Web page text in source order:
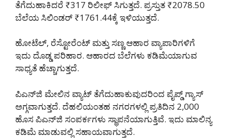
ತೆಗೆದುಹಾಕಿದರೆ ₹317 ರಿಲೀಫ್ ಸಿಗುತ್ತದೆ. ಪ್ರಸ್ತುತ ₹2078.50
ಬೆಲೆಯ ಸಿಲಿಂಡರ್ ₹1761.44ಕ್ಕೆ ಇಳಿಯುತ್ತದೆ.
ಹೋಟೆಲ್, ರೆಸ್ಟೋರೆಂಟ್ ಮತ್ತು ಸಣ್ಣ ಆಹಾರ ವ್ಯಾಪಾರಿಗಳಿಗೆ
ಇದು ದೊಡ್ಡ ಪರಿಹಾರ. ಆಹಾರದ ಬೆಲೆಗಳು ಕಡಿಮೆಯಾಗುವ
ಸಾಧ್ಯತೆ ಹೆಚ್ಚಾಗುತ್ತದೆ.
ಪಿಎನ್‌ಜಿ ಮೇಲಿನ ವ್ಯಾಟ್ ತೆಗೆದುಹಾಕುವುದರಿಂದ ಪೈಪ್ಡ್ ಗ್ಯಾಸ್
ಅಗ್ಗವಾಗುತ್ತದೆ. ದೆಹಲಿಯಂತಹ ನಗರಗಳಲ್ಲಿ ಪ್ರತಿದಿನ 2,000
ಹೊಸ ಪಿಎನ್‌ಜಿ ಸಂಪರ್ಕಗಳು ಸ್ಥಾಪನೆಯಾಗುತ್ತಿವೆ. ಇದು ಮಾಲಿನ್ಯ
ಕಡಿಮೆ ಮಾಡುವಲ್ಲಿ ಸಹಾಯವಾಗುತ್ತದೆ.